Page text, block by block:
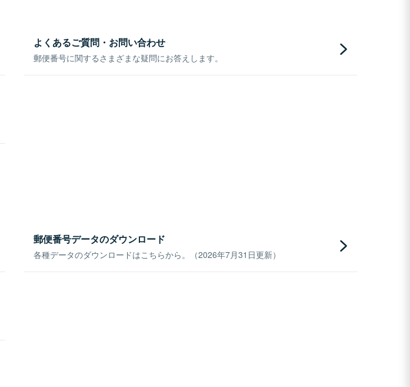
よくあるご質問・お問い合わせ
郵便番号に関するさまざまな疑問にお答えします。
郵便番号データのダウンロード
各種データのダウンロードはこちらから。（2026年7月31日更新）